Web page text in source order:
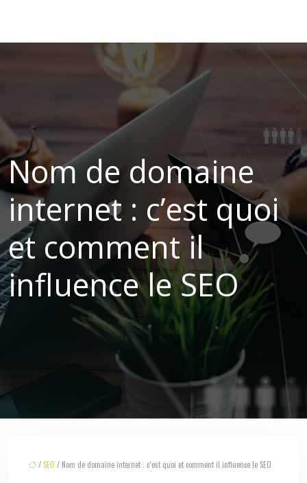
Nom de domaine
internet : c’est quoi
et comment il
influence le SEO
/ SEO / Nom de domaine internet : c’est quoi et comment il influence le SEO